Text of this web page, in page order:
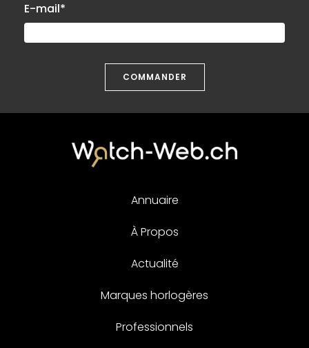
E-mail*
COMMANDER
Annuaire
À Propos
Actualité
Marques horlogères
Professionnels